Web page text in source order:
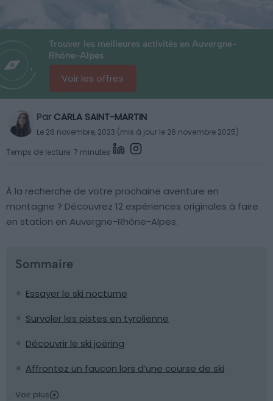
Trouver les meilleures activités en Auvergne-
Rhône-Alpes
Voir les offres
Par CARLA SAINT-MARTIN
Le 26 novembre, 2023 (mis à jour le 26 novembre 2025)
Temps de lecture: 7 minutes
À la recherche de votre prochaine aventure en
montagne ? Découvrez 12 expériences originales à faire
en station en Auvergne-Rhône-Alpes.
Sommaire
Essayer le ski nocturne
Survoler les pistes en tyrolienne
Découvrir le ski joëring
Affrontez un faucon lors d’une course de ski
Voir plus